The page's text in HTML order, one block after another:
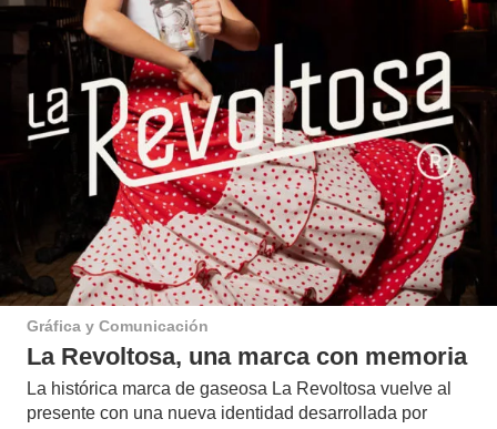
Gráfica y Comunicación
La Revoltosa, una marca con memoria
La histórica marca de gaseosa La Revoltosa vuelve al
presente con una nueva identidad desarrollada por